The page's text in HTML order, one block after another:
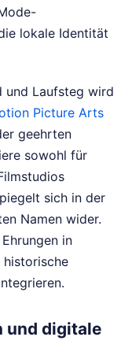
lokale Identität
und Laufsteg wird
Picture Arts
geehrten
sowohl für
sich in der
Namen wider.
in
historische
und digitale